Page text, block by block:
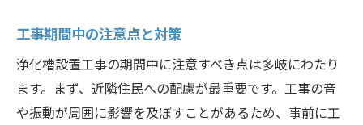
工事期間中の注意点と対策
浄化槽設置工事の期間中に注意すべき点は多岐にわたり
ます。まず、近隣住民への配慮が最重要です。工事の音
や振動が周囲に影響を及ぼすことがあるため、事前に工